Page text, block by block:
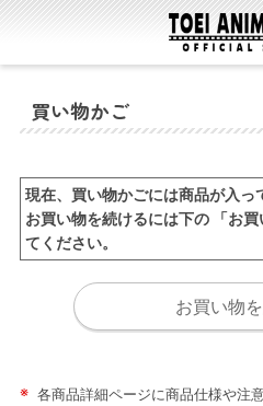
買い物かご
現在、買い物かごには商品が入っ
お買い物を続けるには下の 「お
てください。
※ 各商品詳細ページに商品仕様や注